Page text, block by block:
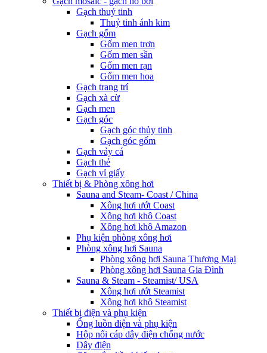
Gạch thuỷ tinh
Thuỷ tinh ánh kim
Gạch gốm
Gốm men trơn
Gốm men sần
Gốm men rạn
Gốm men hoa
Gạch trang trí
Gạch xà cừ
Gạch men
Gạch góc
Gạch góc thủy tinh
Gạch góc gốm
Gạch vảy cá
Gạch thẻ
Gạch vỉ giấy
Thiết bị & Phòng xông hơi
Sauna and Steam- Coast / China
Xông hơi ướt Coast
Xông hơi khô Coast
Xông hơi khô Amazon
Phụ kiện phòng xông hơi
Phòng xông hơi Sauna
Phòng xông hơi Sauna Thương Mại
Phòng xông hơi Sauna Gia Đình
Sauna & Steam - Steamist/ USA
Xông hơi ướt Steamist
Xông hơi khô Steamist
Thiết bị điện và phụ kiện
Ống luồn điện và phụ kiện
Hộp nối cáp dây điện chống nước
Dây điện